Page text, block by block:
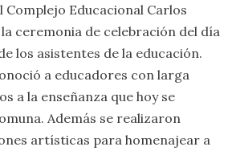
Complejo Educacional Carlos
ceremonia de celebración del día
los asistentes de la educación.
a educadores con larga
a la enseñanza que hoy se
Además se realizaron
artísticas para homenajear a